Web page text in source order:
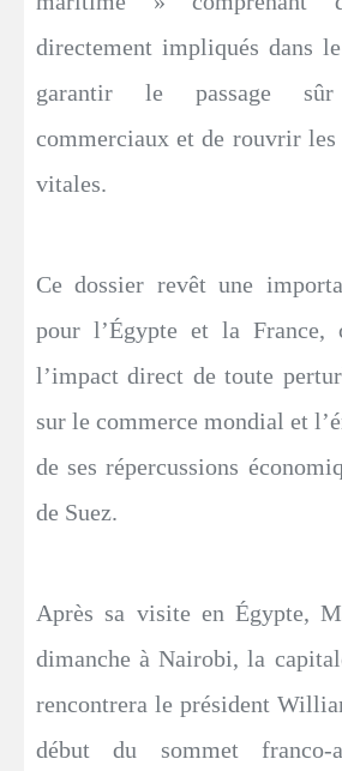
directement impliqués dans
garantir le passage
commerciaux et de rouvrir
vitales.
Ce dossier revêt une
pour l’Égypte et la France,
l’impact direct de toute
sur le commerce mondial et
de ses répercussions
de Suez.
Après sa visite en Égypte,
dimanche à Nairobi, la
rencontrera le président
début du sommet franco-